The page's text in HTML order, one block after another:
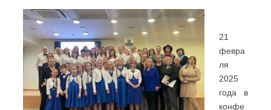
21
февра
ля
2025
года в
конфе